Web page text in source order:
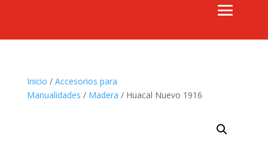
Inicio / Accesorios para
Manualidades / Madera / Huacal Nuevo 1916